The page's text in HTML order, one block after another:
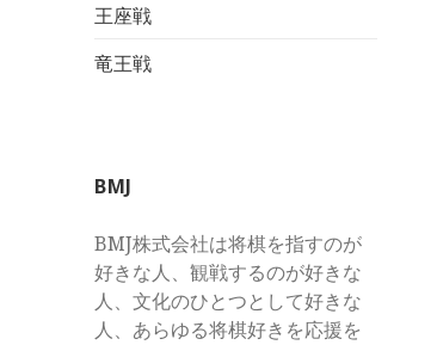
王座戦
竜王戦
BMJ
BMJ株式会社は将棋を指すのが
好きな人、観戦するのが好きな
人、文化のひとつとして好きな
人、あらゆる将棋好きを応援を